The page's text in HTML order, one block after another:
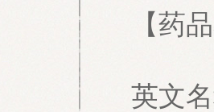
【药
英文